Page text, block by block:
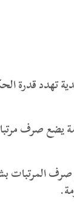
قدرة
يضع صرف
صرف المرتبات